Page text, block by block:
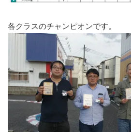
各クラスのチャンピオンです。